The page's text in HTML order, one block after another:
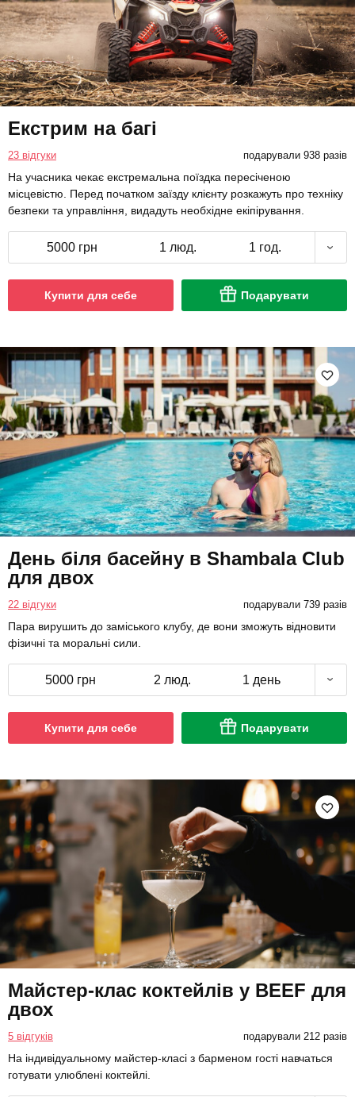
Екстрим на багі
23 відгуки подарували 938 разів
На учасника чекає екстремальна поїздка пересіченою
місцевістю. Перед початком заїзду клієнту розкажуть про техніку
безпеки та управління, видадуть необхідне екіпірування.
5000 грн 1 люд. 1 год.
Купити для себе Подарувати
День біля басейну в Shambala Club
для двох
22 відгуки подарували 739 разів
Пара вирушить до заміського клубу, де вони зможуть відновити
фізичні та моральні сили.
5000 грн 2 люд. 1 день
Купити для себе Подарувати
Майстер-клас коктейлів у BEEF для
двох
5 відгуків подарували 212 разів
На індивідуальному майстер-класі з барменом гості навчаться
готувати улюблені коктейлі.